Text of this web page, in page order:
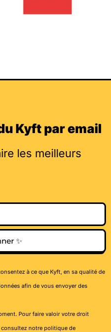
Kyft par email
les meilleurs
✨
à ce que Kyft, en sa qualité de
afin de vous envoyer des
Pour faire valoir votre droit
consultez notre politique de